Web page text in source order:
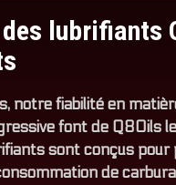
lubrifiants
notre fiabilité en
font de Q8Oils
sont conçus
de